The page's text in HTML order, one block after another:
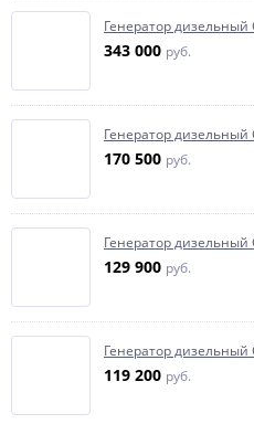
Генератор дизельный
343 000 руб.
Генератор дизельный
170 500 руб.
Генератор дизельный
129 900 руб.
Генератор дизельный
119 200 руб.